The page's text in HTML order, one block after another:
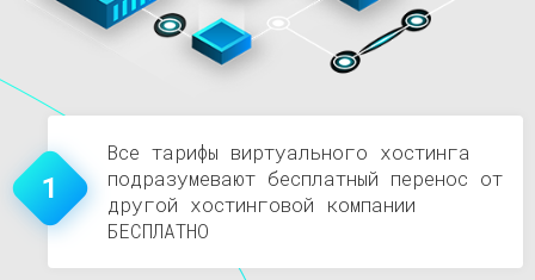
1
Все тарифы виртуального хостинга
подразумевают бесплатный перенос от
другой хостинговой компании
БЕСПЛАТНО